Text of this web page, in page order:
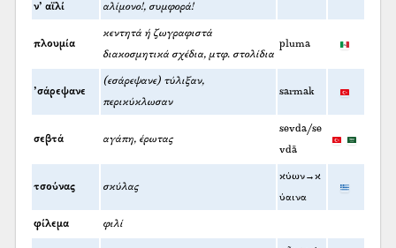
ν’ αϊλί αλίμονο!, συμφορά!
πλουμία
κεντητά ή ζωγραφιστά
διακοσμητικά σχέδια, μτφ. στολίδια
pluma
’σάρεψανε
(εσάρεψανε) τύλιξαν,
περικύκλωσαν
sarmak
σεβτά αγάπη, έρωτας
sevda/se
vdā
τσούνας σκύλας
κύων→κ
ύαινα
φίλεμα φιλί